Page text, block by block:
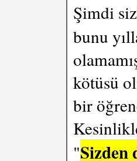
Şimdi
bunu
kötüsü
bir
"Sizden